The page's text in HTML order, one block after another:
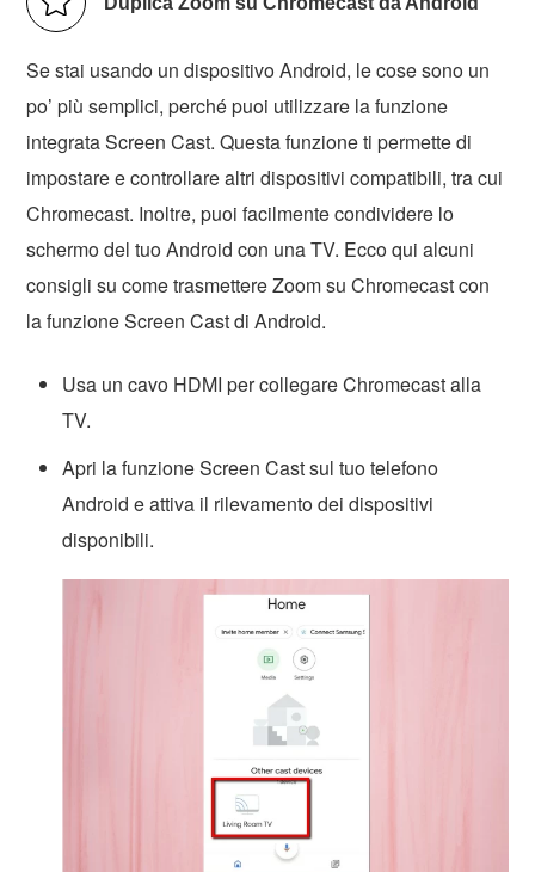
Se stai usando un dispositivo Android, le cose sono un
po’ più semplici, perché puoi utilizzare la funzione
integrata Screen Cast. Questa funzione ti permette di
impostare e controllare altri dispositivi compatibili, tra cui
Chromecast. Inoltre, puoi facilmente condividere lo
schermo del tuo Android con una TV. Ecco qui alcuni
consigli su come trasmettere Zoom su Chromecast con
la funzione Screen Cast di Android.
Usa un cavo HDMI per collegare Chromecast alla
TV.
Apri la funzione Screen Cast sul tuo telefono
Android e attiva il rilevamento dei dispositivi
disponibili.